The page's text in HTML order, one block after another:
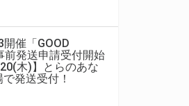
催「GOOD
前発送申請受付開始
木)】とらのあな
発送受付！